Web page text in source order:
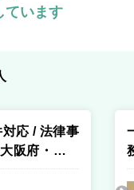
ています
応 / 法律事
阪府・福岡